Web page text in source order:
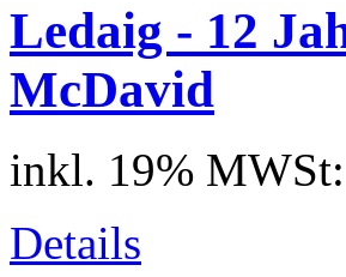
Ledaig - 12
McDavid
inkl. 19% MWSt:
Details